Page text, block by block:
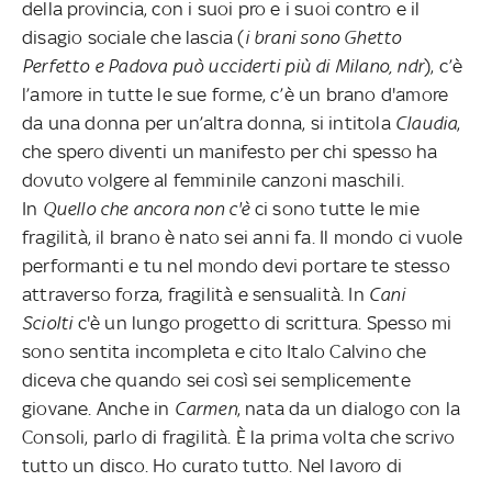
della provincia, con i suoi pro e i suoi contro e il
disagio sociale che lascia (i brani sono Ghetto
Perfetto e Padova può ucciderti più di Milano, ndr), c’è
l’amore in tutte le sue forme, c’è un brano d'amore
da una donna per un’altra donna, si intitola Claudia,
che spero diventi un manifesto per chi spesso ha
dovuto volgere al femminile canzoni maschili.
In Quello che ancora non c'èci sono tutte le mie
fragilità, il brano è nato sei anni fa. Il mondo ci vuole
performanti e tu nel mondo devi portare te stesso
attraverso forza, fragilità e sensualità. In Cani
Scioltic'è un lungo progetto di scrittura. Spesso mi
sono sentita incompleta e cito Italo Calvino che
diceva che quando sei così sei semplicemente
giovane. Anche in Carmen, nata da un dialogo con la
Consoli, parlo di fragilità. È la prima volta che scrivo
tutto un disco. Ho curato tutto. Nel lavoro di